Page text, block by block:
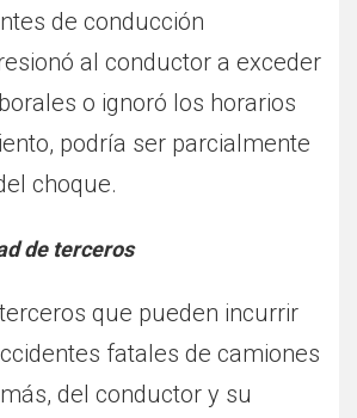
de conducción
al conductor a exceder
o ignoró los horarios
podría ser parcialmente
choque.
de terceros
que pueden incurrir
fatales de camiones
del conductor y su